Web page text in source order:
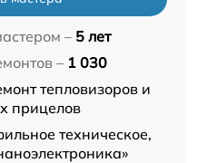
– 5 лет
– 1 030
тепловизоров и
прицелов
техническое,